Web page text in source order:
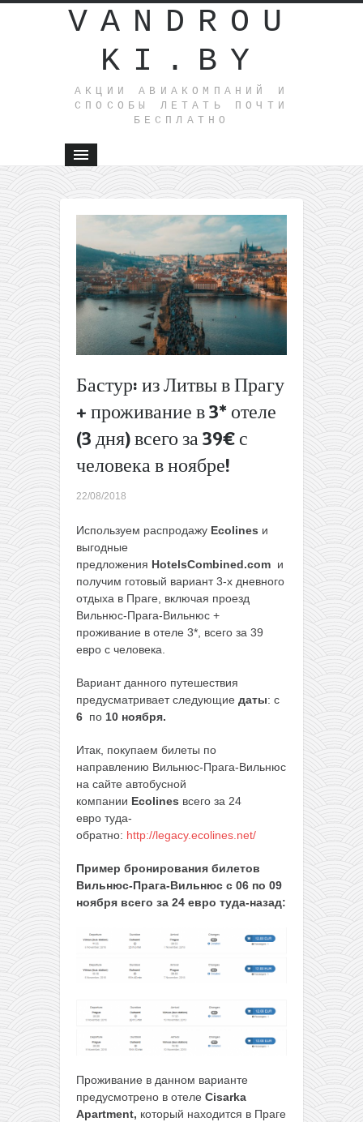
VANDROU
KI.BY
АКЦИИ АВИАКОМПАНИЙ И
СПОСОБЫ ЛЕТАТЬ ПОЧТИ
БЕСПЛАТНО
Бастур: из Литвы в Прагу
+ проживание в 3* отеле
(3 дня) всего за 39€ с
человека в ноябре!
22/08/2018
Используем распродажу Ecolines и
выгодные
предложения HotelsCombined.com и
получим готовый вариант 3-х дневного
отдыха в Праге, включая проезд
Вильнюс-Прага-Вильнюс +
проживание в отеле 3*, всего за 39
евро с человека.
Вариант данного путешествия
предусматривает следующие даты: с
6 по 10 ноября.
Итак, покупаем билеты по
направлению Вильнюс-Прага-Вильнюс
на сайте автобусной
компании Ecolines всего за 24
евро туда-
обратно: http://legacy.ecolines.net/
Пример бронирования билетов
Вильнюс-Прага-Вильнюс с 06 по 09
ноября всего за 24 евро туда-назад:
Проживание в данном варианте
предусмотрено в отеле Cisarka
Apartment, который находится в Праге
из Литвы
всего за
туда-
для всех
для
WDC в
октябре!
Распродажа
Wizz Air:
на билеты